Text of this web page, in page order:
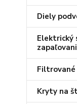
Diely
Elektrický
Filtrované
Kryty na